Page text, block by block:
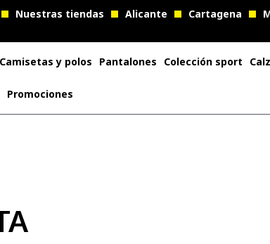
Nuestras tiendas Alicante Cartagena
Camisetas y polos Pantalones Colección sport
Promociones